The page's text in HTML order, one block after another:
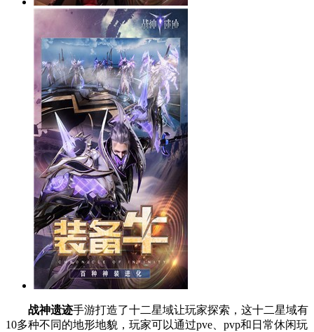
战神遗迹手游打造了十二星域让玩家探索，这十二星域有
10多种不同的地形地貌，玩家可以通过pve、pvp和日常休闲玩